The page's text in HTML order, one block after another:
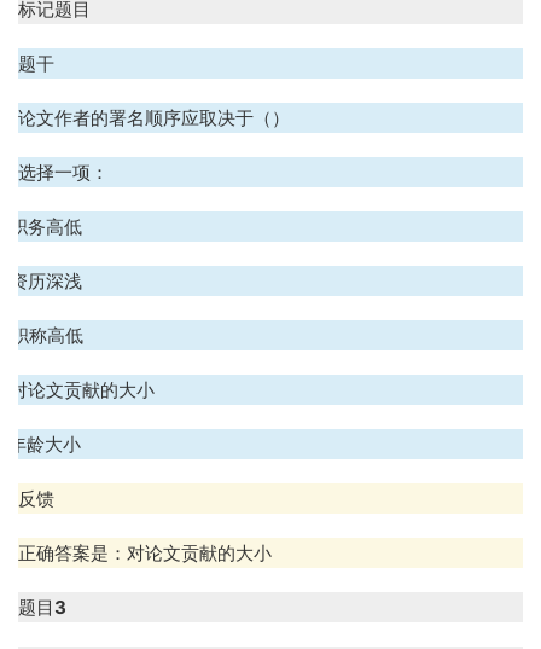
标记题目
题干
论文作者的署名顺序应取决于（）
选择一项：
职务高低
资历深浅
职称高低
对论文贡献的大小
年龄大小
反馈
正确答案是：对论文贡献的大小
题目 3